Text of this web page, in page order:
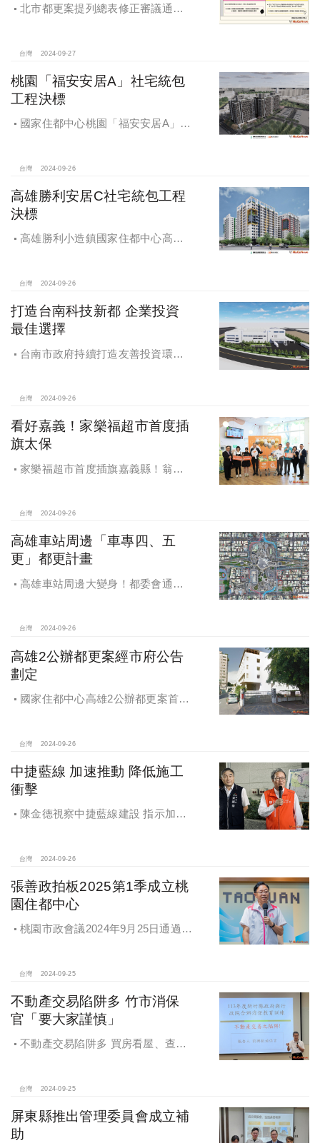
北市都更案提列總表修正審議通過
台灣 2024-09-27
桃園「福安安居A」社宅統包
工程決標
國家住都中心桃園「福安安居A」社
台灣 2024-09-26
高雄勝利安居C社宅統包工程
決標
高雄勝利小造鎮國家住都中心高雄
台灣 2024-09-26
打造台南科技新都 企業投資
最佳選擇
台南市政府持續打造友善投資環
超過5萬個就業機會
台灣 2024-09-26
看好嘉義！家樂福超市首度插
旗太保
家樂福超市首度插旗嘉義縣！翁章
台灣 2024-09-26
高雄車站周邊「車專四、五
更」都更計畫
高雄車站周邊大變身！都委會通過
台灣 2024-09-26
高雄2公辦都更案經市府公告
劃定
國家住都中心高雄2公辦都更案首度
台灣 2024-09-26
中捷藍線 加速推動 降低施工
衝擊
陳金德視察中捷藍線建設 指示加速
台灣 2024-09-26
張善政拍板2025第1季成立桃
園住都中心
桃園市政會議2024年9月25日通過
住都中心
台灣 2024-09-25
不動產交易陷阱多 竹市消保
官「要大家謹慎」
不動產交易陷阱多 買房看屋、查
台灣 2024-09-25
屏東縣推出管理委員會成立補
助